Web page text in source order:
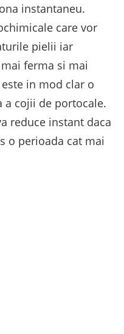
instantaneu.
care vor
pielii iar
ferma si mai
in mod clar o
a cojii de portocale.
reduce instant daca
o perioada cat mai